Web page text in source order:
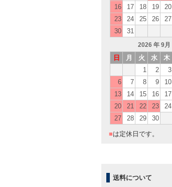
16
17 18 19 20
23
24 25 26 27
30
31
2026 年 9月
日 月 火 水 木
1
2 3
6
7 8 9 10
13
14 15 16 17
20
21 22 23 24
27
28 29 30
■は定休日です。
送料について